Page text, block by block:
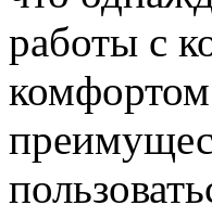
работы с
комфортом